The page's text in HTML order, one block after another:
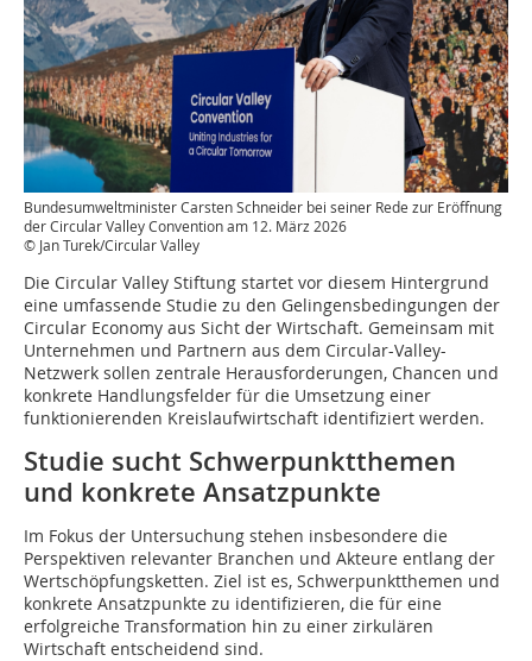
Bundesumweltminister Carsten Schneider bei seiner Rede zur Eröffnung
der Circular Valley Convention am 12. März 2026
© Jan Turek/Circular Valley
Die Circular Valley Stiftung startet vor diesem Hintergrund
eine umfassende Studie zu den Gelingensbedingungen der
Circular Economy aus Sicht der Wirtschaft. Gemeinsam mit
Unternehmen und Partnern aus dem Circular-Valley-
Netzwerk sollen zentrale Herausforderungen, Chancen und
konkrete Handlungsfelder für die Umsetzung einer
funktionierenden Kreislaufwirtschaft identifiziert werden.
Studie sucht Schwerpunktthemen
und konkrete Ansatzpunkte
Im Fokus der Untersuchung stehen insbesondere die
Perspektiven relevanter Branchen und Akteure entlang der
Wertschöpfungsketten. Ziel ist es, Schwerpunktthemen und
konkrete Ansatzpunkte zu identifizieren, die für eine
erfolgreiche Transformation hin zu einer zirkulären
Wirtschaft entscheidend sind.